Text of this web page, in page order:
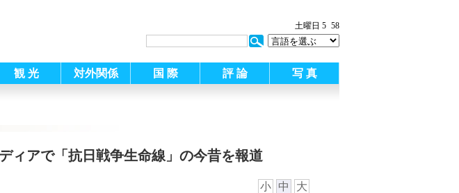
土曜日 5 59
観 光 対外関係 国 際 評 論 写 真
アで「抗日戦争生命線」の今昔を報道
小 中 大